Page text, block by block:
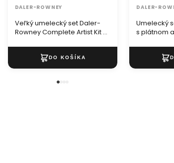
Veľký umelecký set Daler-
Rowney Complete Artist Kit -
DALER-ROWNEY
Umelecký
s plátnom
DALER-